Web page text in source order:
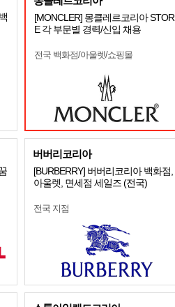
[MONCLER] 몽클레르코리아 STOR
E 각 부문별 경력/신입 채용
전국 백화점/아울렛/쇼핑몰
버버리코리아
[BURBERRY] 버버리코리아 백화점,
아울렛, 면세점 세일즈 (전국)
전국 지점